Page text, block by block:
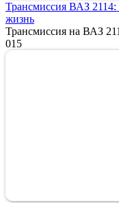
Трансмиссия ВАЗ 2114:
жизнь
Трансмиссия на ВАЗ
015